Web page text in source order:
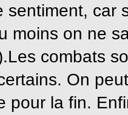
sentiment, car
moins on ne
combats
On
pour la fin.